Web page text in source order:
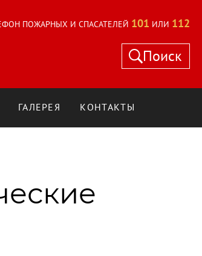
ПОЖАРНЫХ И СПАСАТЕЛЕЙ 101 ИЛИ 112
Поиск
ГАЛЕРЕЯ КОНТАКТЫ